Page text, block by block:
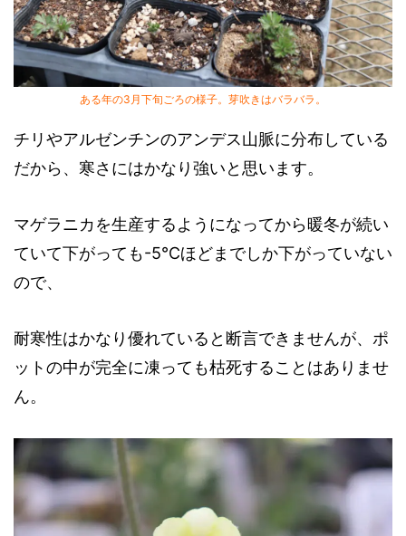
ある年の3月下旬ごろの様子。芽吹きはバラバラ。
チリやアルゼンチンのアンデス山脈に分布している
だから、寒さにはかなり強いと思います。
マゲラニカを生産するようになってから暖冬が続い
ていて下がっても-5℃ほどまでしか下がっていない
ので、
耐寒性はかなり優れていると断言できませんが、ポ
ットの中が完全に凍っても枯死することはありませ
ん。